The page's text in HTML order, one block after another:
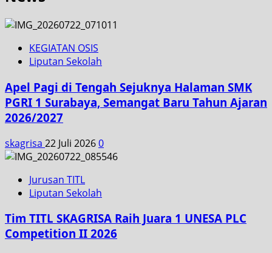
KEGIATAN OSIS
Liputan Sekolah
Apel Pagi di Tengah Sejuknya Halaman SMK
PGRI 1 Surabaya, Semangat Baru Tahun Ajaran
2026/2027
skagrisa 22 Juli 20260
Jurusan TITL
Liputan Sekolah
Tim TITL SKAGRISA Raih Juara 1 UNESA PLC
Competition II 2026